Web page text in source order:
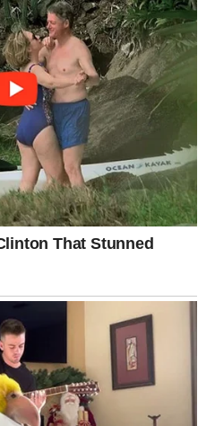
period. Bivši partner
i pokazati da još uvijek
biće iznenađeni snagom
umjesto vas.
neko iz prošlosti često